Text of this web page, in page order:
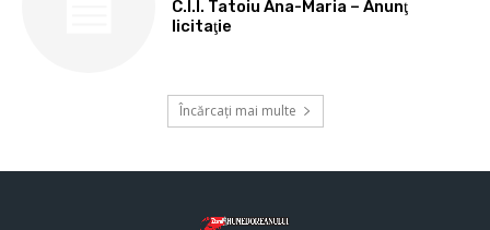
C.I.I. Tatoiu Ana-Maria – Anunţ
licitaţie
Încărcați mai multe